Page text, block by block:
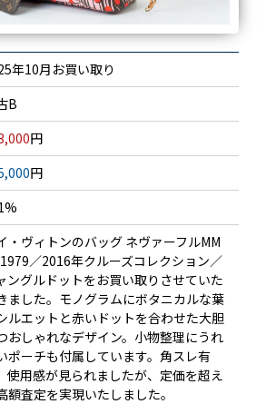
年10月お買い取り
B
円
円
・ヴィトンのバッグ ネヴァーフルMM
／2016年クルーズコレクション／
ングルドットをお買い取りさせていた
ました。モノグラムにボタニカルな葉
ルエットと赤いドットを合わせた大胆
おしゃれなデザイン。小物整理にうれ
ポーチも付属しています。角スレ有
使用感が見られましたが、定価を超え
額査定を実現いたしました。